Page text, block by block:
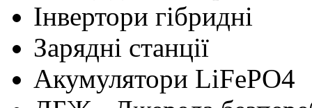
Інвертори гібридні
Зарядні станції
Акумулятори LiFePO4